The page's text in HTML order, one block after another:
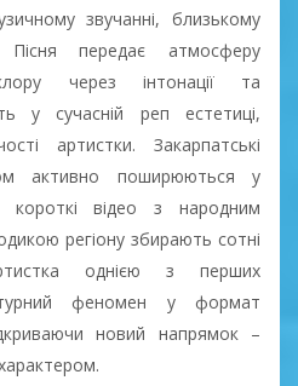
звучанні, близькому
передає атмосферу
через інтонації та
у сучасній реп естетиці,
артистки. Закарпатські
активно поширюються у
короткі відео з народним
регіону збирають сотні
однією з перших
феномен у формат
новий напрямок –